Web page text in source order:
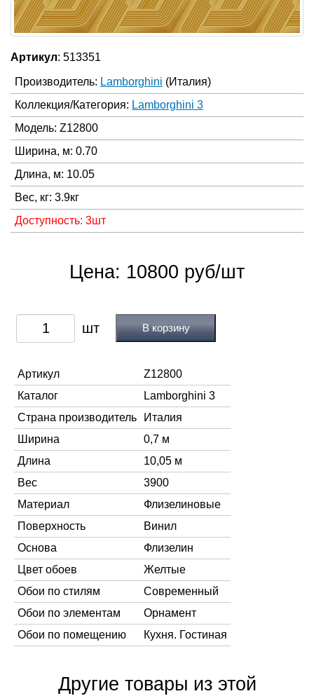
Артикул: 513351
Производитель: Lamborghini (Италия)
Коллекция/Категория: Lamborghini 3
Модель: Z12800
Ширина, м: 0.70
Длина, м: 10.05
Вес, кг: 3.9кг
Доступность: 3шт
Цена: 10800 руб/шт
В корзину
Артикул
Z12800
Каталог
Lamborghini 3
Страна производитель
Италия
Ширина
0,7 м
Длина
10,05 м
Вес
3900
Материал
Флизелиновые
Поверхность
Винил
Основа
Флизелин
Цвет обоев
Желтые
Обои по стилям
Современный
Обои по элементам
Орнамент
Обои по помещению
Кухня. Гостиная
Другие товары из этой